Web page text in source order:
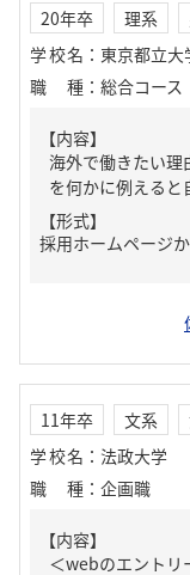
20年卒 理系
学校名 ： 東京都立大
職種 ： 総合コース
【内容】
海外で働きたい理
を何かに例えると
【形式】
採用ホームページ
11年卒 文系
学校名 ： 法政大学
職種 ： 企画職
【内容】
＜webのエント